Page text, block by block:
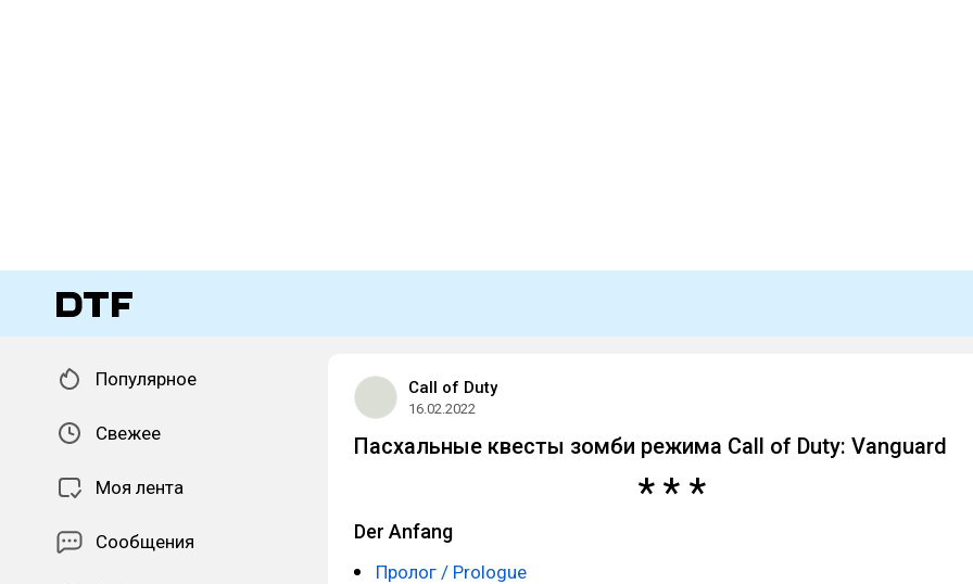
Популярное
Свежее
Моя лента
Сообщения
Call of Duty
16.02.2022
Пасхальные квесты зомби режима Call of Duty: Vanguard
Der Anfang
Пролог / Prologue